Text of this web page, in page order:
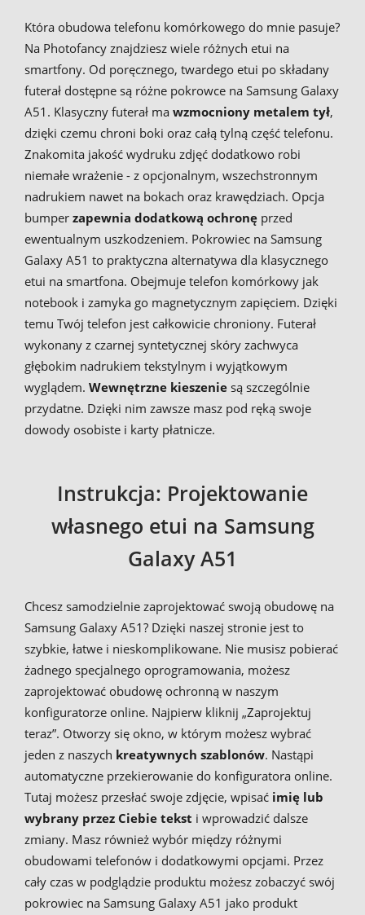
Która obudowa telefonu komórkowego do mnie pasuje?
Na Photofancy znajdziesz wiele różnych etui na
smartfony. Od poręcznego, twardego etui po składany
futerał dostępne są różne pokrowce na Samsung Galaxy
A51. Klasyczny futerał ma wzmocniony metalem tył,
dzięki czemu chroni boki oraz całą tylną część telefonu.
Znakomita jakość wydruku zdjęć dodatkowo robi
niemałe wrażenie - z opcjonalnym, wszechstronnym
nadrukiem nawet na bokach oraz krawędziach. Opcja
bumper zapewnia dodatkową ochronę przed
ewentualnym uszkodzeniem. Pokrowiec na Samsung
Galaxy A51 to praktyczna alternatywa dla klasycznego
etui na smartfona. Obejmuje telefon komórkowy jak
notebook i zamyka go magnetycznym zapięciem. Dzięki
temu Twój telefon jest całkowicie chroniony. Futerał
wykonany z czarnej syntetycznej skóry zachwyca
głębokim nadrukiem tekstylnym i wyjątkowym
wyglądem. Wewnętrzne kieszenie są szczególnie
przydatne. Dzięki nim zawsze masz pod ręką swoje
dowody osobiste i karty płatnicze.
Instrukcja: Projektowanie
własnego etui na Samsung
Galaxy A51
Chcesz samodzielnie zaprojektować swoją obudowę na
Samsung Galaxy A51? Dzięki naszej stronie jest to
szybkie, łatwe i nieskomplikowane. Nie musisz pobierać
żadnego specjalnego oprogramowania, możesz
zaprojektować obudowę ochronną w naszym
konfiguratorze online. Najpierw kliknij „Zaprojektuj
teraz”. Otworzy się okno, w którym możesz wybrać
jeden z naszych kreatywnych szablonów. Nastąpi
automatyczne przekierowanie do konfiguratora online.
Tutaj możesz przesłać swoje zdjęcie, wpisać imię lub
wybrany przez Ciebie tekst i wprowadzić dalsze
zmiany. Masz również wybór między różnymi
obudowami telefonów i dodatkowymi opcjami. Przez
cały czas w podglądzie produktu możesz zobaczyć swój
pokrowiec na Samsung Galaxy A51 jako produkt